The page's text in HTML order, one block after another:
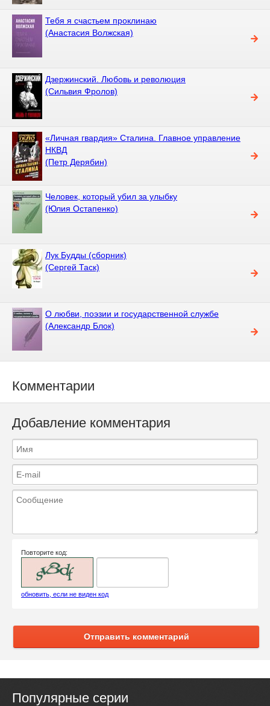
Тебя я счастьем проклинаю
(Анастасия Волжская)
Дзержинский. Любовь и революция
(Сильвия Фролов)
«Личная гвардия» Сталина. Главное управление
НКВД
(Петр Дерябин)
Человек, который убил за улыбку
(Юлия Остапенко)
Лук Будды (сборник)
(Сергей Таск)
О любви, поэзии и государственной службе
(Александр Блок)
Комментарии
Добавление комментария
Повторите код:
обновить, если не виден код
Отправить комментарий
Популярные серии